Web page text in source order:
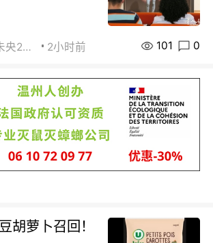
长乐未央2015 2小时前 101 0
胡萝卜召回！